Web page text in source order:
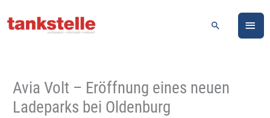
Inhalt
Suchen
Avia Volt – Eröffnung eines neuen
Ladeparks bei Oldenburg